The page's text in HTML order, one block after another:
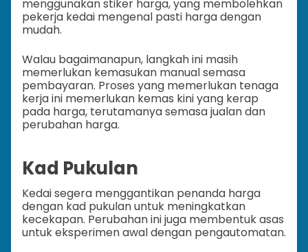
menggunakan stiker harga, yang membolehkan
pekerja kedai mengenal pasti harga dengan
mudah.
Walau bagaimanapun, langkah ini masih
memerlukan kemasukan manual semasa
pembayaran. Proses yang memerlukan tenaga
kerja ini memerlukan kemas kini yang kerap
pada harga, terutamanya semasa jualan dan
perubahan harga.
Kad Pukulan
Kedai segera menggantikan penanda harga
dengan kad pukulan untuk meningkatkan
kecekapan. Perubahan ini juga membentuk asas
untuk eksperimen awal dengan pengautomatan.